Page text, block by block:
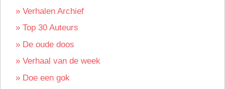
» Verhalen Archief
» Top 30 Auteurs
» De oude doos
» Verhaal van de week
» Doe een gok